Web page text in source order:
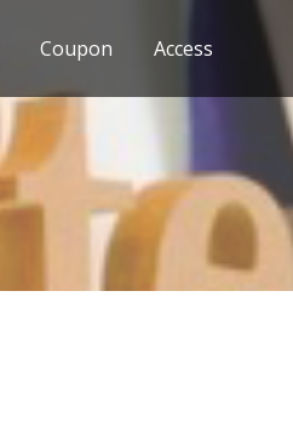
Coupon Access